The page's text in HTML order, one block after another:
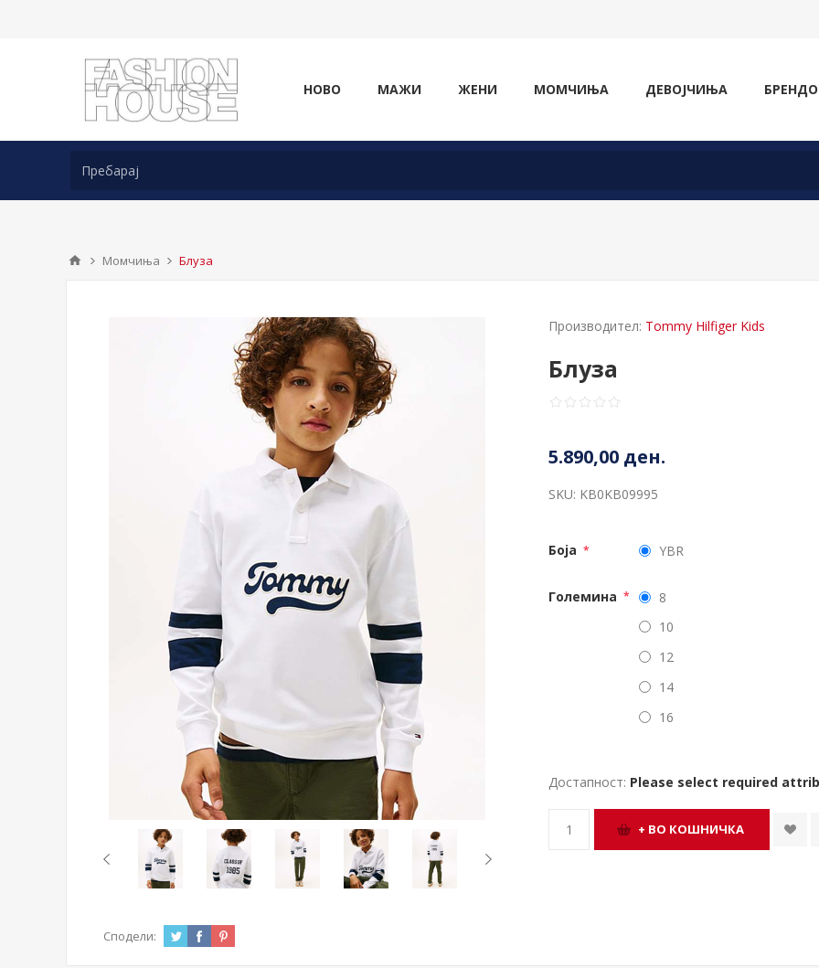
НОВО МАЖИ ЖЕНИ МОМЧИЊА ДЕВОЈЧИЊА
Момчиња Блуза
Производител: Tommy Hilfiger Kids
Блуза
5.890,00 ден.
SKU: KB0KB09995
Боја * YBR
Големина *
8
10
12
14
16
Достапност: Please select required
Сподели: